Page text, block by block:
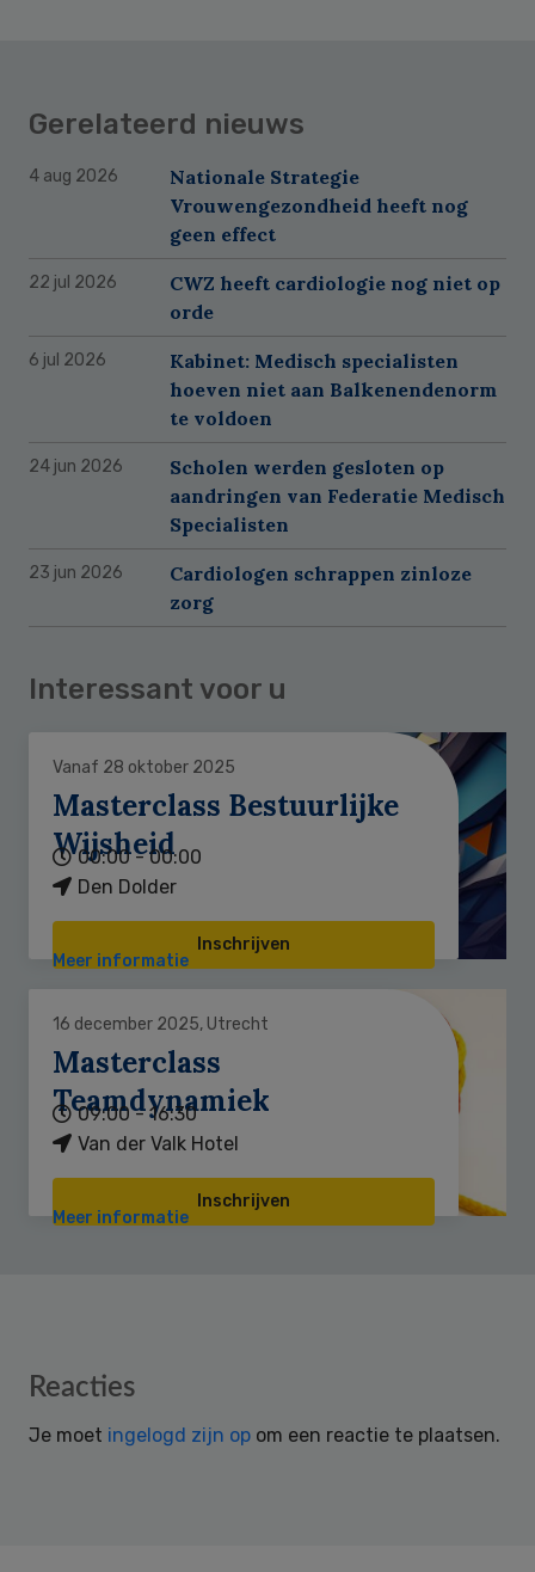
Gerelateerd nieuws
4 aug 2026
Nationale Strategie
Vrouwengezondheid heeft nog
geen effect
22 jul 2026
CWZ heeft cardiologie nog niet op
orde
6 jul 2026
Kabinet: Medisch specialisten
hoeven niet aan Balkenendenorm
te voldoen
24 jun 2026
Scholen werden gesloten op
aandringen van Federatie Medisch
Specialisten
23 jun 2026
Cardiologen schrappen zinloze
zorg
Interessant voor u
Vanaf 28 oktober 2025
Masterclass Bestuurlijke
Wijsheid
00:00 - 00:00
Den Dolder
Inschrijven
Meer informatie
16 december 2025, Utrecht
Masterclass
Teamdynamiek
09:00 - 16:30
Van der Valk Hotel
Inschrijven
Meer informatie
Reader
Reacties
Je moet ingelogd zijn op om een reactie te plaatsen.